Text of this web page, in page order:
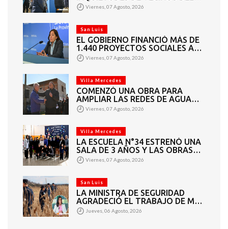
BARRIO AMPPARE
Viernes, 07 Agosto, 2026
San Luis
EL GOBIERNO FINANCIÓ MÁS DE
1.440 PROYECTOS SOCIALES A
2.200 ENTIDADES DE TODA LA
PROVINCIA
Viernes, 07 Agosto, 2026
Villa Mercedes
COMENZÓ UNA OBRA PARA
AMPLIAR LAS REDES DE AGUA
POTABLE Y CLOACAS EN VILLA
MERCEDES
Viernes, 07 Agosto, 2026
Villa Mercedes
LA ESCUELA N°34 ESTRENÓ UNA
SALA DE 3 AÑOS Y LAS OBRAS
QUE PERMITEN COMPLETAR EL
CICLO SECUNDARIO
Viernes, 07 Agosto, 2026
San Luis
LA MINISTRA DE SEGURIDAD
AGRADECIÓ EL TRABAJO DE MÁS
DE 200 EFECTIVOS QUE
PARTICIPARON EN LA BÚSQUEDA
Jueves, 06 Agosto, 2026